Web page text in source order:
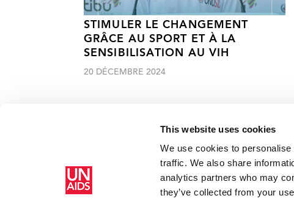
This website uses cookies
We use cookies to
traffic. We also share
analytics partners who may
they’ve collected from your
STIMULER LE CHANGEMENT
GRÂCE AU SPORT ET À LA
SENSIBILISATION AU VIH
20 DÉCEMBRE 2024
Ressources - En savoir plus sur le travail de l’ONUSIDA
les travailleuses du sexe malgaches à traverser la COVID-19